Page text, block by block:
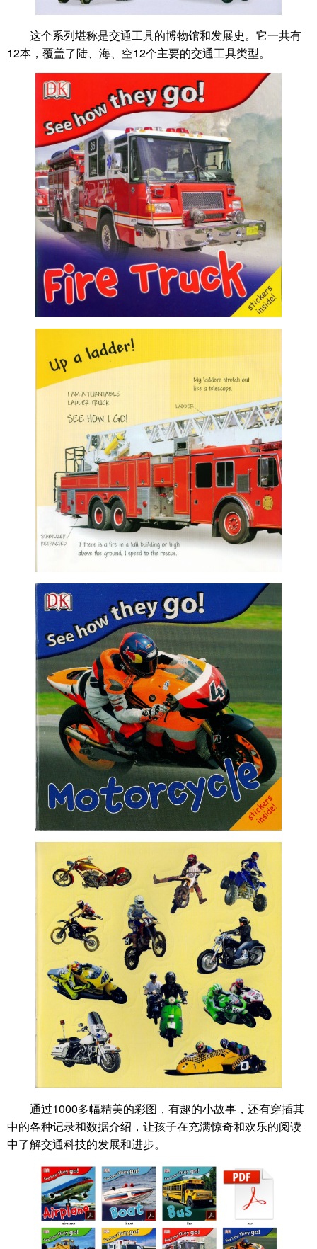
这个系列堪称是交通工具的博物馆和发展史。它一共有
12本，覆盖了陆、海、空12个主要的交通工具类型。
通过1000多幅精美的彩图，有趣的小故事，还有穿插其
中的各种记录和数据介绍，让孩子在充满惊奇和欢乐的阅读
中了解交通科技的发展和进步。